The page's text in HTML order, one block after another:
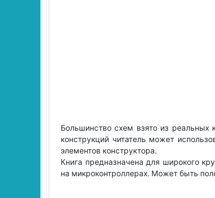
Большинство схем взято из реальных
конструкций читатель может
элементов конструктора.
Книга предназначена для широкого
на микроконтроллерах. Может быть